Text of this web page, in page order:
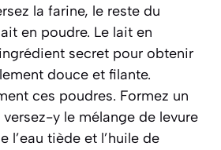
la farine, le reste du
en poudre. Le lait en
secret pour obtenir
douce et filante.
ces poudres. Formez un
y le mélange de levure
l’eau tiède et l’huile de